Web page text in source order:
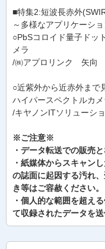
■特集2:短波長赤外
～多様なアプリケーシ
○PbSコロイド量子ドッ
メラ
/㈱アプロリンク 矢
○近紫外から近赤外まで
ハイパースペクトルカ
/キヤノンITソリューシ
※ご注意※
・データ転送での販売
・紙媒体からスキャン
の誌面に起因する汚れ
き等はご容赦ください。
・個人的な範囲を超え
て収録されたデータを